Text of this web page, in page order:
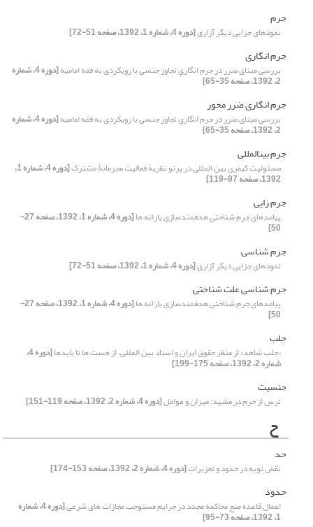
جرم
نمودهای جزایی دیگر آزاری[دوره 4، شماره 1، 1392، صفحه 51-72]
جرم انگاری
بررسی مبنای ضرر در جرم انگاریِ تجاوز جنسی با رویکردی به فقه امامیه [دوره 4، شماره
2، 1392، صفحه 35-65]
جرم انگاری ضرر محور
بررسی مبنای ضرر در جرم انگاریِ تجاوز جنسی با رویکردی به فقه امامیه [دوره 4، شماره
2، 1392، صفحه 35-65]
جرم بینالمللی
مسئولیت کیفری بین المللی در پرتو نظریۀ فعالیت مجرمانۀ مشترک [دوره 4، شماره 1،
1392، صفحه 97-119]
جرم زایی
پیامدهای جرم شناختی هدفمندسازی یارانه ها [دوره 4، شماره 1، 1392، صفحه 27-
50]
جرم شناسی
نمودهای جزایی دیگر آزاری[دوره 4، شماره 1، 1392، صفحه 51-72]
جرم شناسی علت شناختی
پیامدهای جرم شناختی هدفمندسازی یارانه ها [دوره 4، شماره 1، 1392، صفحه 27-
50]
جلب
«جلب شاهد» از منظر حقوق ایران و اسناد بین المللی، از هست ها تا بایدها [دوره 4،
شماره 2، 1392، صفحه 175-199]
جنسیت
ترس از جرم در مشهد: میزان و عوامل[دوره 4، شماره 2، 1392، صفحه 119-151]
ح
حد
نقش توبه در حدود و تعزیرات[دوره 4، شماره 2، 1392، صفحه 153-174]
حدود
اعمال قاعده منع محاکمه مجدد در جرایم مستوجب مجازات های شرعی [دوره 4، شماره
1، 1392، صفحه 73-95]